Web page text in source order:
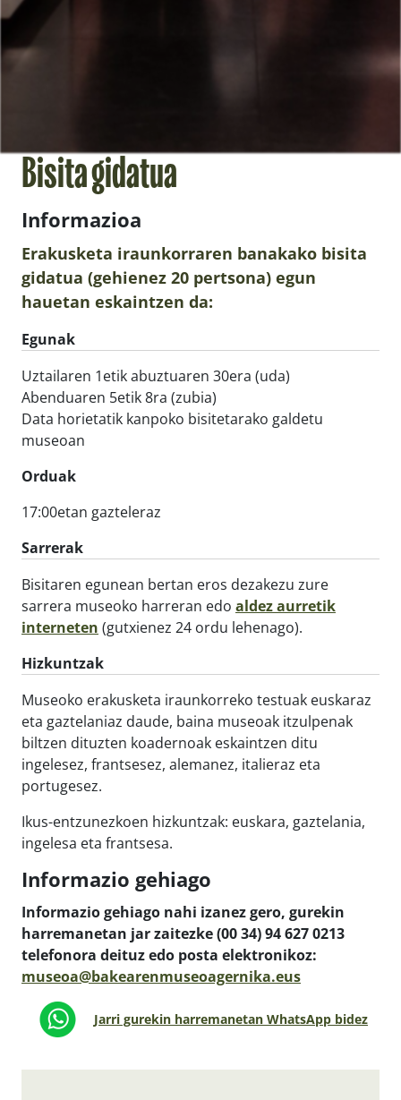
Bisita gidatua
Informazioa
Erakusketa iraunkorraren banakako bisita
gidatua (gehienez 20 pertsona) egun
hauetan eskaintzen da:
Egunak
Uztailaren 1etik abuztuaren 30era (uda)
Abenduaren 5etik 8ra (zubia)
Data horietatik kanpoko bisitetarako galdetu
museoan
Orduak
17:00etan gazteleraz
Sarrerak
Bisitaren egunean bertan eros dezakezu zure
sarrera museoko harreran edo aldez aurretik
interneten (gutxienez 24 ordu lehenago).
Hizkuntzak
Museoko erakusketa iraunkorreko testuak euskaraz
eta gaztelaniaz daude, baina museoak itzulpenak
biltzen dituzten koadernoak eskaintzen ditu
ingelesez, frantsesez, alemanez, italieraz eta
portugesez.
Ikus-entzunezkoen hizkuntzak: euskara, gaztelania,
ingelesa eta frantsesa.
Informazio gehiago
Informazio gehiago nahi izanez gero, gurekin
harremanetan jar zaitezke (00 34) 94 627 0213
telefonora deituz edo posta elektronikoz:
museoa@bakearenmuseoagernika.eus
Jarri gurekin harremanetan WhatsApp bidez